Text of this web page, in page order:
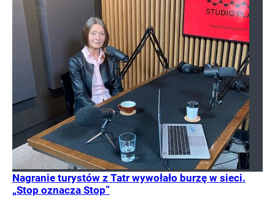
Nagranie turystów z Tatr wywołało burzę w sieci.
„Stop oznacza Stop”